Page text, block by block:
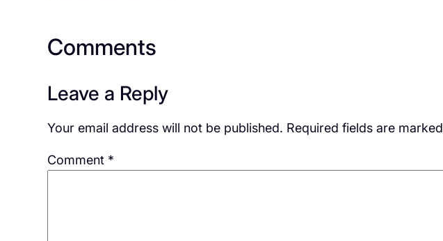
Comments
Leave a Reply
Your email address will not be published. Required fields are marked
Comment *